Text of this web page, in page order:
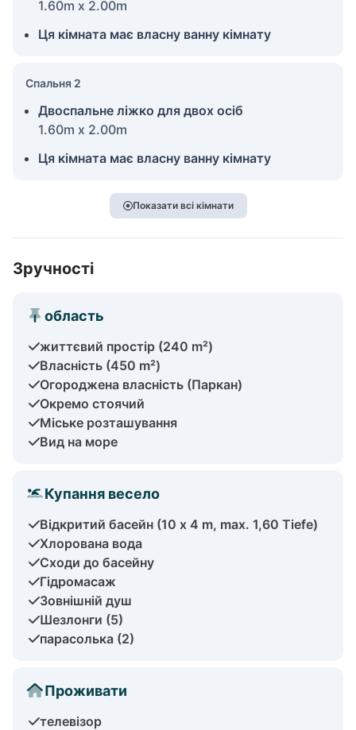
1.60m x 2.00m
Ця кімната має власну ванну кімнату
Спальня 2
Двоспальне ліжко для двох осіб
1.60m x 2.00m
Ця кімната має власну ванну кімнату
Показати всі кімнати
Зручності
область
життєвий простір (240 m²)
Власність (450 m²)
Огороджена власність (Паркан)
Окремо стоячий
Міське розташування
Вид на море
Купання весело
Відкритий басейн (10 x 4 m, max. 1,60 Tiefe)
Хлорована вода
Сходи до басейну
Гідромасаж
Зовнішній душ
Шезлонги (5)
парасолька (2)
Проживати
телевізор